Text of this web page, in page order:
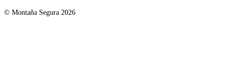
© Montaña Segura 2026